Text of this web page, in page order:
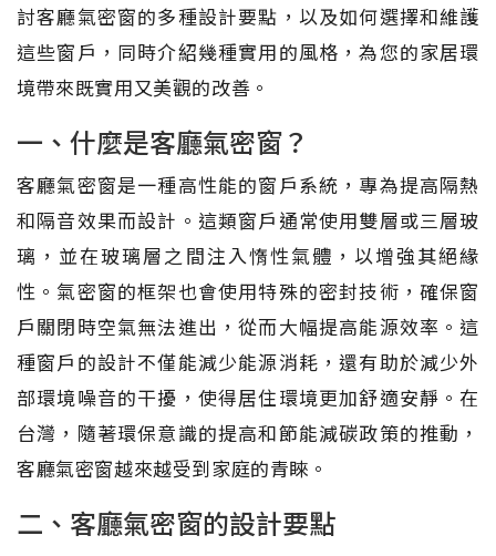
討客廳氣密窗的多種設計要點，以及如何選擇和維護
這些窗戶，同時介紹幾種實用的風格，為您的家居環
境帶來既實用又美觀的改善。
一、什麼是客廳氣密窗？
客廳氣密窗是一種高性能的窗戶系統，專為提高隔熱
和隔音效果而設計。這類窗戶通常使用雙層或三層玻
璃，並在玻璃層之間注入惰性氣體，以增強其絕緣
性。氣密窗的框架也會使用特殊的密封技術，確保窗
戶關閉時空氣無法進出，從而大幅提高能源效率。這
種窗戶的設計不僅能減少能源消耗，還有助於減少外
部環境噪音的干擾，使得居住環境更加舒適安靜。在
台灣，隨著環保意識的提高和節能減碳政策的推動，
客廳氣密窗越來越受到家庭的青睞。
二、客廳氣密窗的設計要點